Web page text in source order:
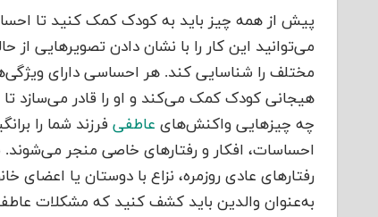
پیش از همه چیز باید به کودک کمک کنید تا
می‌توانید این کار را با نشان دادن تصویرهایی
مختلف را شناسایی کند. هر احساسی دارای
هیجانی کودک کمک می‌کند و او را قادر می‌سازد
چه چیزهایی واکنش‌های عاطفی فرزند شما را
احساسات، افکار و رفتارهای خاصی منجر
رفتار‌های عادی روزمره، نزاع با دوستان یا اعضای
به‌عنوان والدین باید کشف کنید که مشکلات